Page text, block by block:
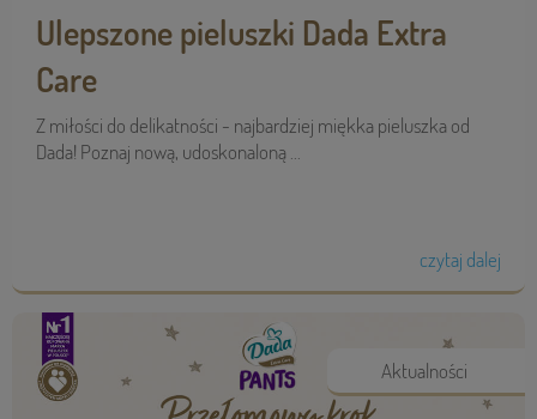
Ulepszone pieluszki Dada Extra
Care
Z miłości do delikatności - najbardziej miękka pieluszka od
Dada! Poznaj nową, udoskonaloną ...
czytaj dalej
Aktualności